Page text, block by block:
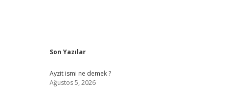
Sidebar
Son Yazılar
Ayzit ismi ne demek ?
Ağustos 5, 2026